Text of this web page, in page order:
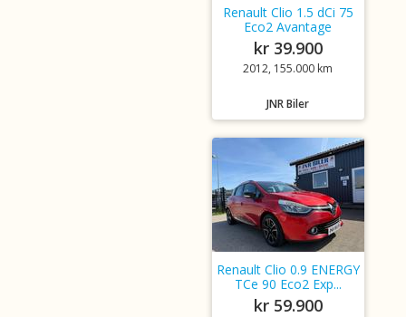
Renault Clio 1.5 dCi 75
Eco2 Avantage
kr 39.900
2012, 155.000 km
JNR Biler
Renault Clio 0.9 ENERGY
TCe 90 Eco2 Exp...
kr 59.900